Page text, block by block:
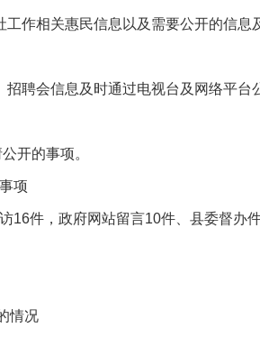
作相关惠民信息以及需要公开的信息
聘会信息及时通过电视台及网络平台
开的事项。
项
16件，政府网站留言10件、县委督办件
情况